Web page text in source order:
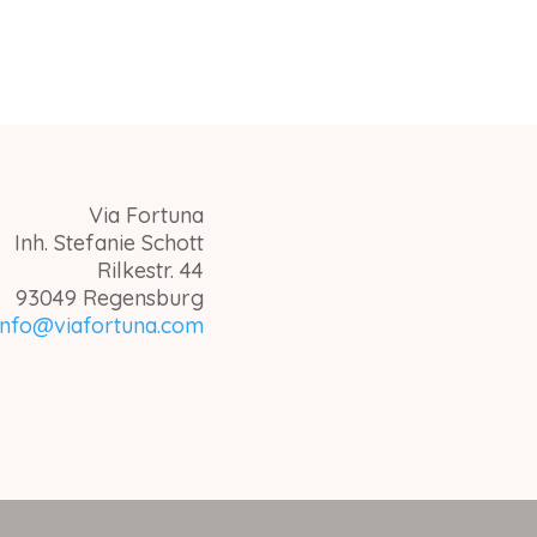
Via Fortuna
Inh. Stefanie Schott
Rilkestr. 44
93049 Regensburg